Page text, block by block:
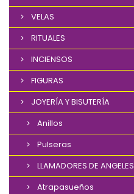
VELAS
RITUALES
INCIENSOS
FIGURAS
JOYERÍA Y BISUTERÍA
Anillos
Pulseras
LLAMADORES DE ANGELES
Atrapasueños